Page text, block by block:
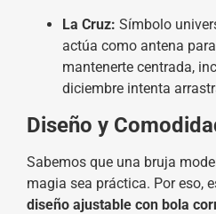
La Cruz: Símbolo
actúa como antena
mantenerte centrada,
diciembre intenta
Diseño y
Sabemos que una bruja
magia sea práctica. Por eso,
diseño ajustable con bola